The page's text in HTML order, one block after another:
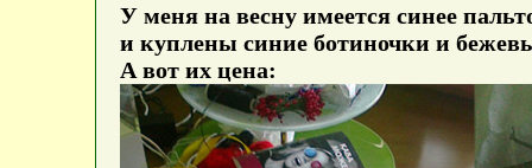
У меня на весну имеется синее
и куплены синие ботиночки и
А вот их цена: